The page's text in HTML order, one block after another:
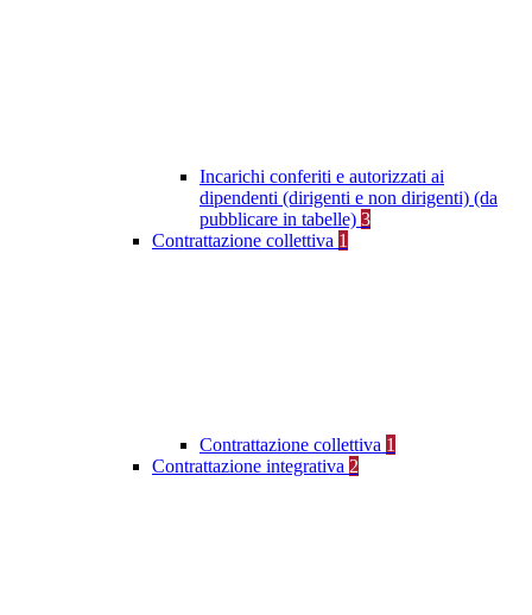
Incarichi conferiti e autorizzati ai
dipendenti (dirigenti e non dirigenti) (da
pubblicare in tabelle) 3
Contrattazione collettiva 1
Contrattazione collettiva 1
Contrattazione integrativa 2